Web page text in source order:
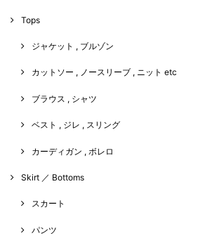
Tops
ジャケット , ブルゾン
カットソー , ノースリーブ , ニット etc
ブラウス , シャツ
ベスト , ジレ , スリング
カーディガン , ボレロ
Skirt ／ Bottoms
スカート
パンツ